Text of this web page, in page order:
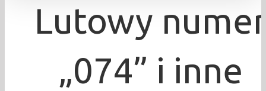
Lutowy
„074” i inne